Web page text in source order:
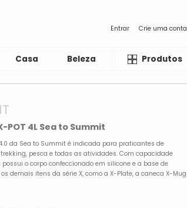
Entrar Crie uma conta
Casa Beleza LiquidaProdutos
POT 4L Sea to Summit
da Sea to Summit é indicada para praticantes de
pesca e todas as atividades. Com capacidade
o corpo confeccionado em silicone e a base de
demais itens da série X, como a X-Plate, a caneca X-Mug